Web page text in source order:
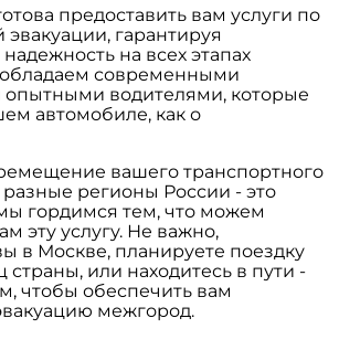
предоставить вам услуги по
гарантируя
на всех этапах
современными
опытными водителями, которые
автомобиле, как о
вашего транспортного
разные регионы России - это
гордимся тем, что можем
эту услугу. Не важно,
в Москве, планируете поездку
страны, или находитесь в пути -
чтобы обеспечить вам
межгород.